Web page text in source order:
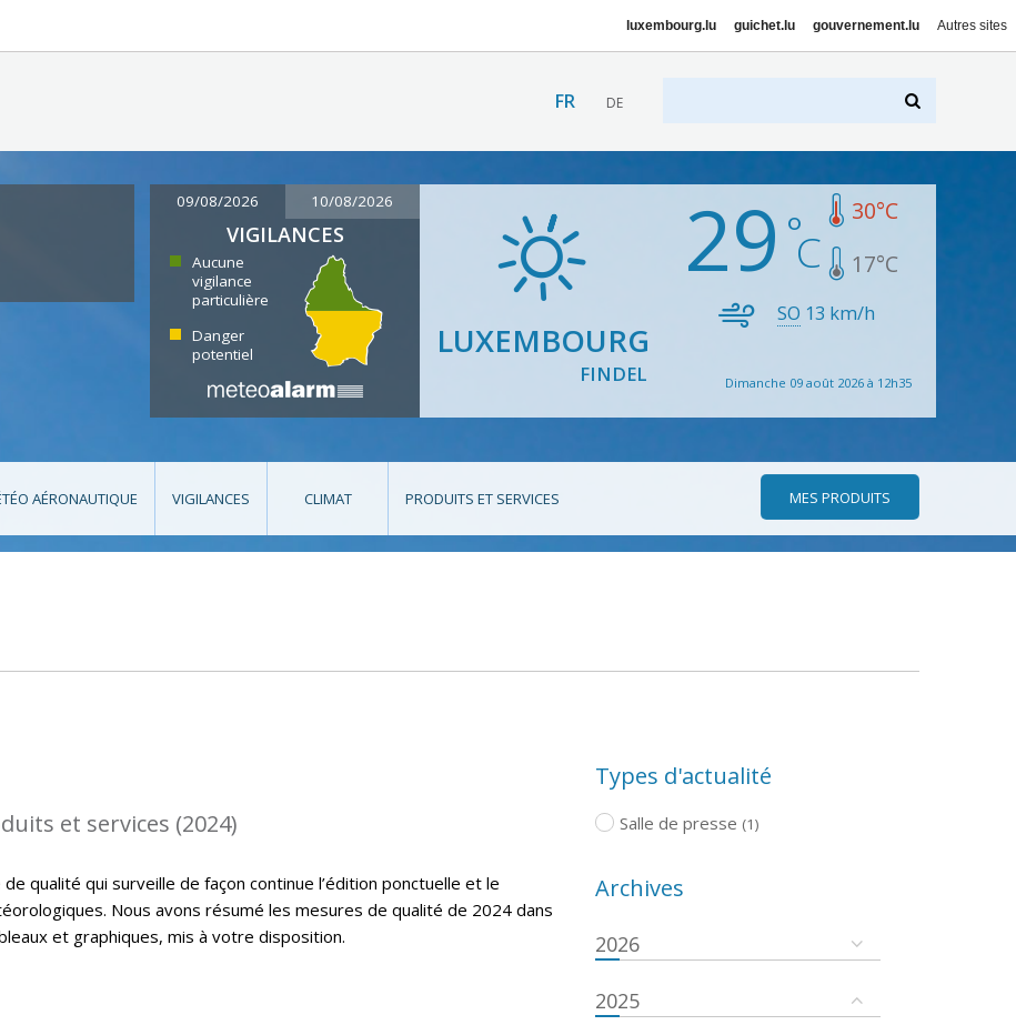
luxembourg.lu guichet.lu gouvernement.lu Autres sites
FR DE
09/08/2026 10/08/2026
VIGILANCES
Aucune
vigilance
particulière
Danger
potentiel
LUXEMBOURG
FINDEL
29 30°C
17°C
SO 13 km/h
Dimanche 09 août 2026 à 12h35
AÉRONAUTIQUE VIGILANCES CLIMAT PRODUITS ET SERVICES MES PRODUITS
et services (2024)
qualité qui surveille de façon continue l’édition ponctuelle et le
Nous avons résumé les mesures de qualité de 2024 dans
et graphiques, mis à votre disposition.
Types d'actualité
Salle de presse (1)
Archives
2026
2025